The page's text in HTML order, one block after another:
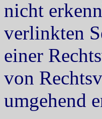
nicht
verlinkten
einer
von
umgehend